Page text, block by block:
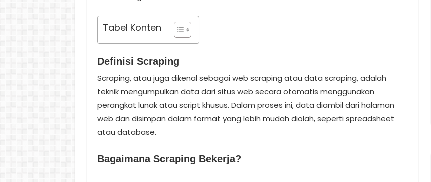
Tabel Konten
Definisi Scraping
Scraping, atau juga dikenal sebagai web scraping atau data scraping, adalah
teknik mengumpulkan data dari situs web secara otomatis menggunakan
perangkat lunak atau script khusus. Dalam proses ini, data diambil dari halaman
web dan disimpan dalam format yang lebih mudah diolah, seperti spreadsheet
atau database.
Bagaimana Scraping Bekerja?